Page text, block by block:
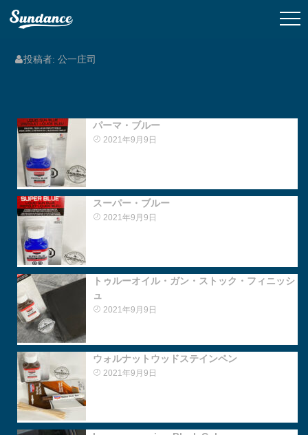
投稿者: 公一庄司
パーマ・ブルー
2021年9月9日
スーパー・ブルー
2021年9月9日
トゥルーオイル・ガン・ストック・フィニッシ
ュ
2021年9月9日
ウォルナットウッドステインペン
2021年9月9日